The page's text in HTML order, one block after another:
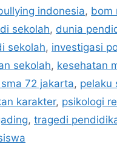
indonesia, bom
sekolah, dunia
sekolah, investigasi
sekolah, kesehatan
72 jakarta, pelaku
karakter, psikologi
, tragedi